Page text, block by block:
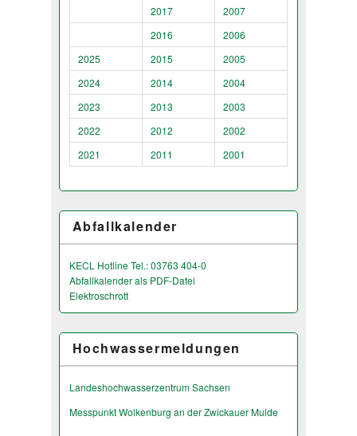
2017
2007
2016
2006
2025
2015
2005
2024
2014
2004
2023
2013
2003
2022
2012
2002
2021
2011 2001
Abfallkalender
KECL Hotline Tel.: 03763 404-0
Abfallkalender als PDF-Datei
Elektroschrott
Hochwassermeldungen
Landeshochwas­serzentrum Sachsen
Messpunkt Wolkenburg an der Zwickauer Mulde